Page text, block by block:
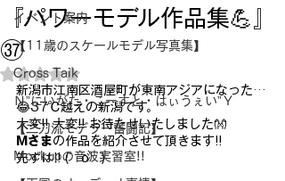
イベント案内
【11歳のスケールモデル写真集】
Cross Taik
Ｎ”にいがた・こーすと・はぃうぇい”Ｙ
【二刀流モデラー奮闘記】
Mockupの音波実習室!!
『パワーモデル作品集💪』
㊲
5つ星のうちNaNと評価されています。
新潟市江南区酒屋町が東南アジアになった…
😂37℃越えの新潟です。
大変!! 大変!! お待たせいたしました👐
Mさまの作品を紹介させて頂きます!!
先ずは!! (゜o゜)